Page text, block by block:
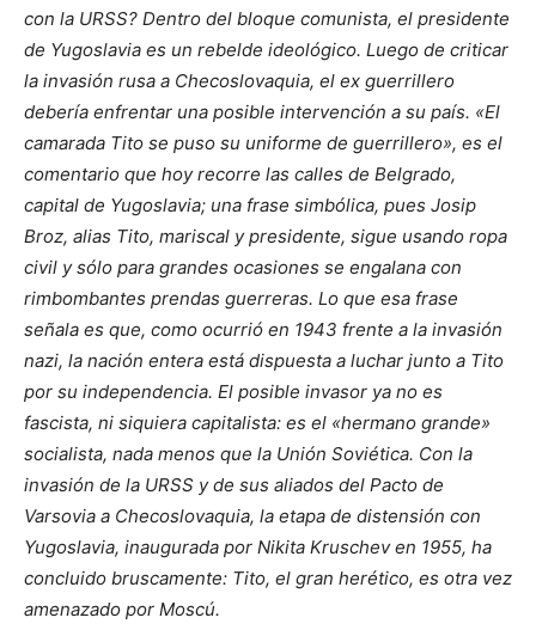
con la URSS? Dentro del bloque comunista, el presidente
de Yugoslavia es un rebelde ideológico. Luego de criticar
la invasión rusa a Checoslovaquia, el ex guerrillero
debería enfrentar una posible intervención a su país. «El
camarada Tito se puso su uniforme de guerrillero», es el
comentario que hoy recorre las calles de Belgrado,
capital de Yugoslavia; una frase simbólica, pues Josip
Broz, alias Tito, mariscal y presidente, sigue usando ropa
civil y sólo para grandes ocasiones se engalana con
rimbombantes prendas guerreras. Lo que esa frase
señala es que, como ocurrió en 1943 frente a la invasión
nazi, la nación entera está dispuesta a luchar junto a Tito
por su independencia. El posible invasor ya no es
fascista, ni siquiera capitalista: es el «hermano grande»
socialista, nada menos que la Unión Soviética. Con la
invasión de la URSS y de sus aliados del Pacto de
Varsovia a Checoslovaquia, la etapa de distensión con
Yugoslavia, inaugurada por Nikita Kruschev en 1955, ha
concluido bruscamente: Tito, el gran herético, es otra vez
amenazado por Moscú.